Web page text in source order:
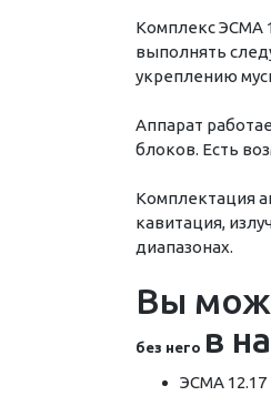
Комплекс ЭСМА
выполнять
укреплению
Аппарат
блоков. Есть
Комплектация
кавитация,
диапазонах.
Вы
без него в
ЭСМА